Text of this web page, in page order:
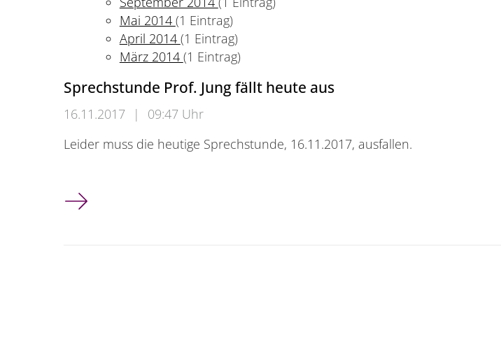
Mai 2014 (1 Eintrag)
April 2014 (1 Eintrag)
März 2014 (1 Eintrag)
Sprechstunde Prof. Jung fällt heute aus
16.11.2017 |
09:47 Uhr
Leider muss die heutige Sprechstunde, 16.11.2017, ausfallen.
Sprechstunde Prof. Jung fällt heute aus